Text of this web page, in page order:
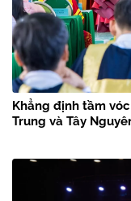
Khẳng định tầm
Trung và Tây